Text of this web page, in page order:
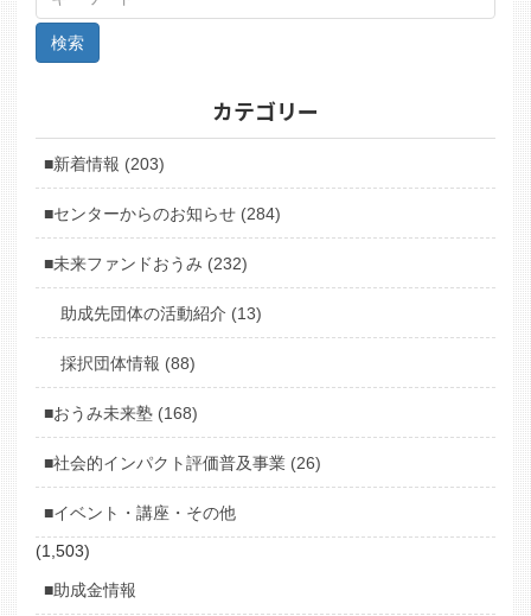
カテゴリー
■新着情報 (203)
■センターからのお知らせ (284)
■未来ファンドおうみ (232)
助成先団体の活動紹介 (13)
採択団体情報 (88)
■おうみ未来塾 (168)
■社会的インパクト評価普及事業 (26)
■イベント・講座・その他
(1,503)
■助成金情報